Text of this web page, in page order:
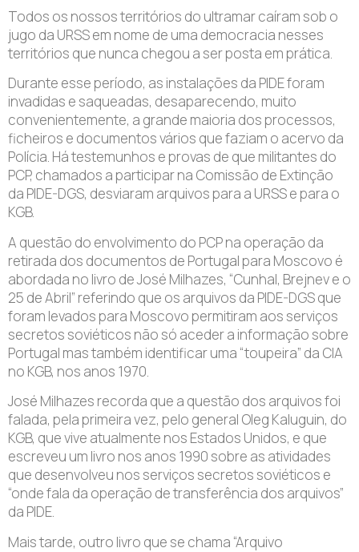
Todos os nossos territórios do ultramar caíram sob o
jugo da URSS em nome de uma democracia nesses
territórios que nunca chegou a ser posta em prática.
Durante esse período, as instalações da PIDE foram
invadidas e saqueadas, desaparecendo, muito
convenientemente, a grande maioria dos processos,
ficheiros e documentos vários que faziam o acervo da
Polícia. Há testemunhos e provas de que militantes do
PCP, chamados a participar na Comissão de Extinção
da PIDE-DGS, desviaram arquivos para a URSS e para o
KGB.
A questão do envolvimento do PCP na operação da
retirada dos documentos de Portugal para Moscovo é
abordada no livro de José Milhazes, “Cunhal, Brejnev e o
25 de Abril” referindo que os arquivos da PIDE-DGS que
foram levados para Moscovo permitiram aos serviços
secretos soviéticos não só aceder a informação sobre
Portugal mas também identificar uma “toupeira” da CIA
no KGB, nos anos 1970.
José Milhazes recorda que a questão dos arquivos foi
falada, pela primeira vez, pelo general Oleg Kaluguin, do
KGB, que vive atualmente nos Estados Unidos, e que
escreveu um livro nos anos 1990 sobre as atividades
que desenvolveu nos serviços secretos soviéticos e
“onde fala da operação de transferência dos arquivos”
da PIDE.
Mais tarde, outro livro que se chama “Arquivo